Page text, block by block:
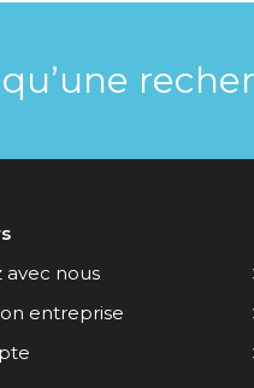
avec nous
entreprise